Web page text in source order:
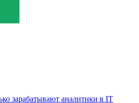
зарабатывают аналитики в IT